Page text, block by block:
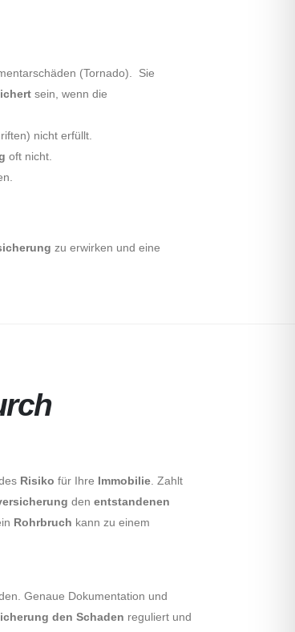
(Tornado). Sie
sein, wenn die
nicht erfüllt.
oft nicht.
zu erwirken und eine
Risiko für Ihre Immobilie . Zahlt
den entstandenen
Rohrbruch kann zu einem
Genaue Dokumentation und
den Schaden reguliert und